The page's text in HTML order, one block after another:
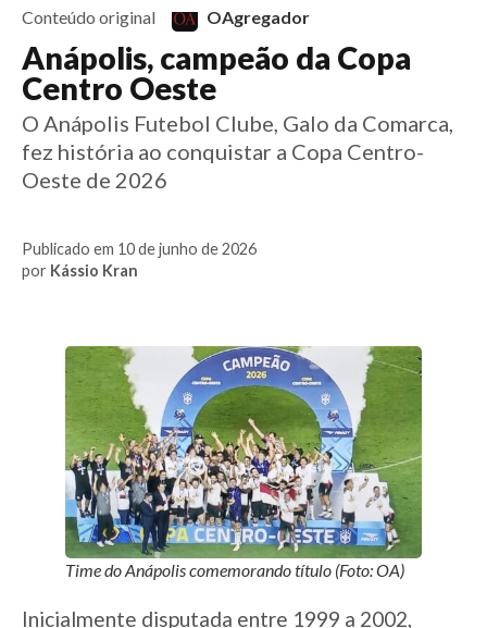
Conteúdo original
OAgregador
Anápolis, campeão da Copa
Centro Oeste
O Anápolis Futebol Clube, Galo da Comarca,
fez história ao conquistar a Copa Centro-
Oeste de 2026
Publicado em 10 de junho de 2026
por Kássio Kran
Time do Anápolis comemorando título (Foto: OA)
Inicialmente disputada entre 1999 a 2002,